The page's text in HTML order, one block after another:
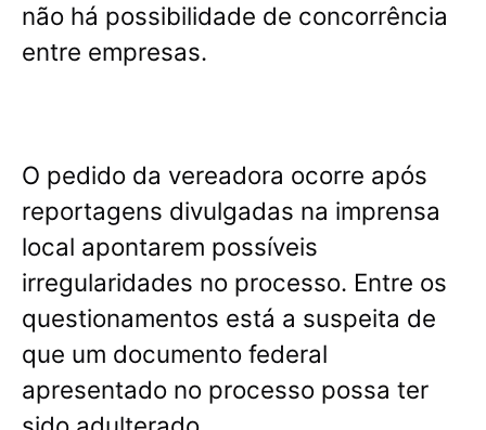
não há possibilidade de concorrência
entre empresas.
O pedido da vereadora ocorre após
reportagens divulgadas na imprensa
local apontarem possíveis
irregularidades no processo. Entre os
questionamentos está a suspeita de
que um documento federal
apresentado no processo possa ter